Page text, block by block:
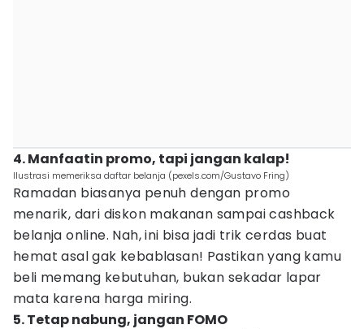
4. Manfaatin promo, tapi jangan kalap!
Ilustrasi memeriksa daftar belanja (pexels.com/Gustavo Fring)
Ramadan biasanya penuh dengan promo
menarik, dari diskon makanan sampai cashback
belanja online. Nah, ini bisa jadi trik cerdas buat
hemat asal gak kebablasan! Pastikan yang kamu
beli memang kebutuhan, bukan sekadar lapar
mata karena harga miring.
5. Tetap nabung, jangan FOMO